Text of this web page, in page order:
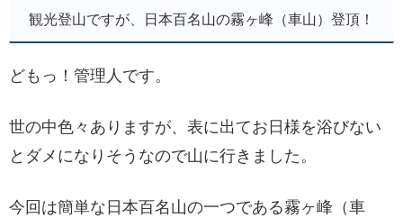
観光登山ですが、日本百名山の霧ヶ峰（車山）登頂！
どもっ！管理人です。
世の中色々ありますが、表に出てお日様を浴びない
とダメになりそうなので山に行きました。
今回は簡単な日本百名山の一つである霧ヶ峰（車